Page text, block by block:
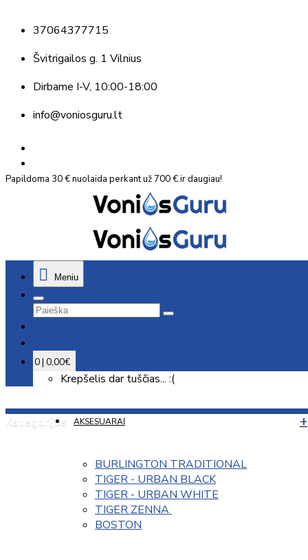
37064377715
Švitrigailos g. 1 Vilnius
Dirbame I-V, 10:00-18:00
info@voniosguru.lt
Papildoma 30 € nuolaida perkant už 700 € ir daugiau!
Meniu
0 | 0,00€
Krepšelis dar tuščias... :(
Kategorijos AKSESUARAI
BURLINGTON TRADITIONAL
TIGER - URBAN BLACK
TIGER - URBAN WHITE
TIGER ZENNA
BOSTON